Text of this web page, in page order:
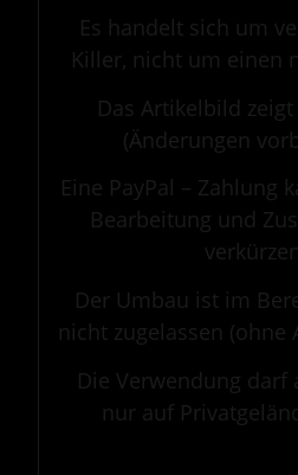
Es handelt sich um
Killer, nicht um einen
Das Artikelbild
(Änderungen
Eine PayPal – Zahlung
Bearbeitung und
Der Umbau ist im
nicht zugelassen (ohne
Die Verwendung darf
nur auf
JETZT